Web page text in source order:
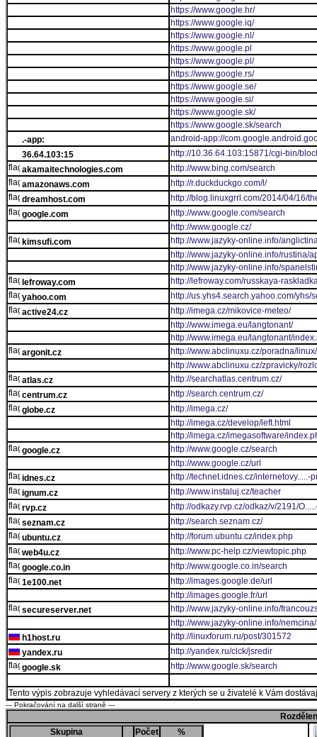
https://www.google.hr/
https://www.google.iq/
https://www.google.nl/
https://www.google.pl
https://www.google.pl/
https://www.google.rs/
https://www.google.se/
https://www.google.si/
https://www.google.sk/
https://www.google.sk/search
.-app:
android-app://
36.64.103:15
http://10.36.64.103:15871/cgi-bin/
akamaitechnologies.com
http://www.bing.com/search
amazonaws.com
http://r.duckduckgo.com/l/
dreamhost.com
http://blog.linuxgrrl.com/2014/04/16/
google.com
http://www.google.com/search
http://www.google.cz/
kimsufi.com
http://www.jazyky-online.info/
http://www.jazyky-online.info/rustina/
http://www.jazyky-online.info/
lefroway.com
http://lefroway.com/russkaya-
yahoo.com
http://us.yhs4.search.yahoo.com/yhs/
active24.cz
http://imega.cz/mikovice-meteo/
http://www.imega.eu/langtonant/
http://www.imega.eu/langtonant/
argonit.cz
http://www.abclinuxu.cz/poradna/
http://www.abclinuxu.cz/zpravicky/
atlas.cz
http://searchatlas.centrum.cz/
centrum.cz
http://search.centrum.cz/
globe.cz
http://imega.cz/
http://imega.cz/develop/left.html
http://imega.cz/imegasoftware/
google.cz
http://www.google.cz/search
http://www.google.cz/url
idnes.cz
http://technet.idnes.cz/
ignum.cz
http://www.instaluj.cz/teacher
rvp.cz
http://odkazy.rvp.cz/odkaz/v/2191/
seznam.cz
http://search.seznam.cz/
ubuntu.cz
http://forum.ubuntu.cz/index.php
web4u.cz
http://www.pc-help.cz/viewtopic.php
google.co.in
http://www.google.co.in/search
1e100.net
http://images.google.de/url
http://images.google.fr/url
secureserver.net
http://www.jazyky-online.info/
http://www.jazyky-online.info/
h1host.ru
http://linuxforum.ru/post/301572
yandex.ru
http://yandex.ru/clck/jsredir
google.sk
http://www.google.sk/search
Tento výpis zobrazuje vyhledávací servery z kterých se u živatelé k Vám
--- Pokračování na další straně ---
Skupina
Počet
%